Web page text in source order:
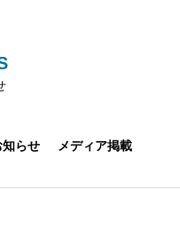
知らせ メディア掲載